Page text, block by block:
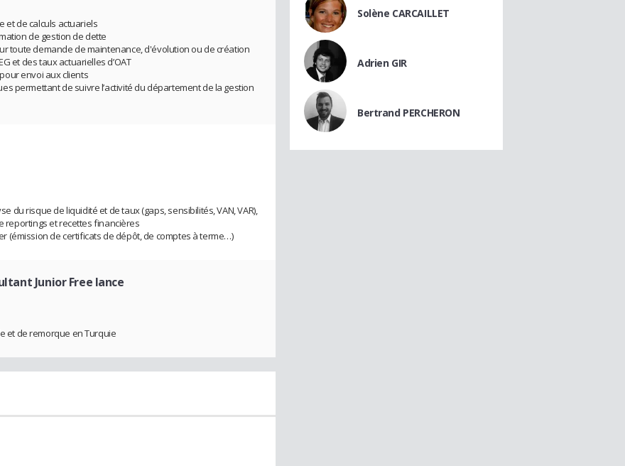
et de calculs actuariels
de gestion de dette
toute demande de maintenance, d'évolution ou de création
et des taux actuarielles d’OAT
envoi aux clients
permettant de suivre l’activité du département de la gestion
du risque de liquidité et de taux (gaps, sensibilités, VAN, VAR),
reportings et recettes financières
(émission de certificats de dépôt, de comptes à terme…)
Junior Free lance
et de remorque en Turquie
Solène CARCAILLET
Adrien GIR
Bertrand PERCHERON